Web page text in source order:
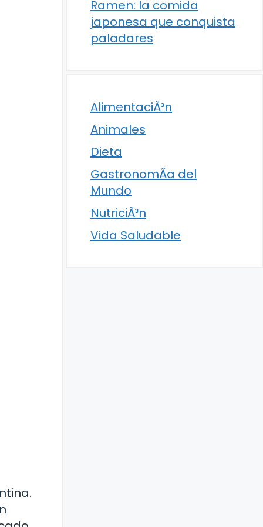
Ramen: la comida
japonesa que conquista
paladares
AlimentaciÃ³n
Animales
Dieta
GastronomÃ­a del
Mundo
NutriciÃ³n
Vida Saludable